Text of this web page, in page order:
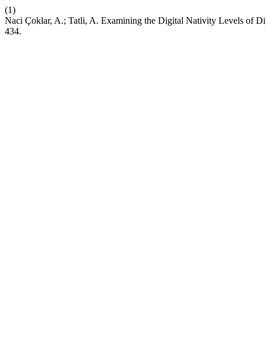
(1)
Naci Çoklar, A.; Tatli, A. Examining the Digital Nativity Levels of
434.